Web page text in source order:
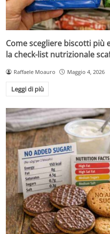
Come scegliere biscotti
la check-list nutrizionale
Raffaele Moauro Maggio 4, 2026
Leggi di più